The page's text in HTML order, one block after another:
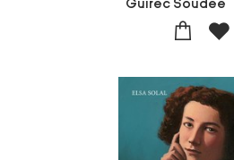
Guirec Soudee